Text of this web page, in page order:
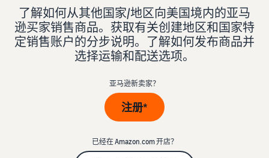
销售商品
注册为卖家
查看卖家账户创建步骤
了解如何匹配或创建商品信
了解如何设置有竞争力
和
成
本
亚马逊物流 (FBA) 成本
获取此热门计划的费用明细
造
您
的
务
帮
资
中
了解如何从其他国家/地区向美国境内的亚马
逊买家销售商品。获取有关创建地区和国家特
定销售账户的分步说明。了解如何发布商品并
选择运输和配送选项。
亚马逊新卖家？
注册*
已经在 Amazon.com 开店？